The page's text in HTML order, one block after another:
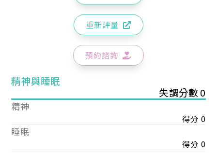
重新評量
預約諮詢
精神與睡眠
失調分數 0
精神
得分 0
睡眠
得分 0